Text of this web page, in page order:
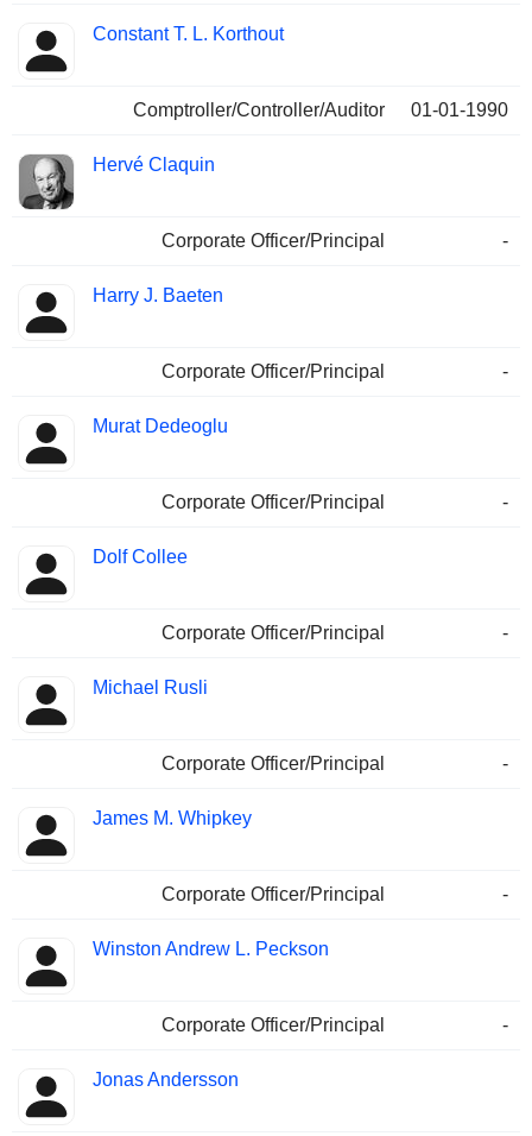
Constant T. L. Korthout
Comptroller/Controller/Auditor 01-01-1990
Hervé Claquin
Corporate Officer/Principal -
Harry J. Baeten
Corporate Officer/Principal -
Murat Dedeoglu
Corporate Officer/Principal -
Dolf Collee
Corporate Officer/Principal -
Michael Rusli
Corporate Officer/Principal -
James M. Whipkey
Corporate Officer/Principal -
Winston Andrew L. Peckson
Corporate Officer/Principal -
Jonas Andersson